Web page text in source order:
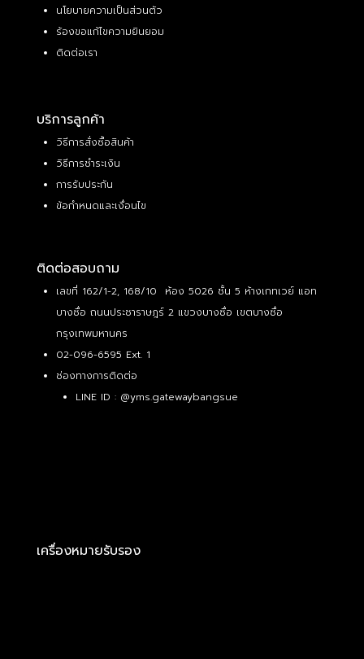
นโยบายความเป็นส่วนตัว
ร้องขอแก้ไขความยินยอม
ติดต่อเรา
บริการลูกค้า
วิธีการสั่งซื้อสินค้า
วิธีการชำระเงิน
การรับประกัน
ข้อกำหนดและเงื่อนไข
ติดต่อสอบถาม
เลขที่ 162/1-2, 168/10 ห้อง 5026 ชั้น 5 ห้างเกทเวย์ แอท
บางซื่อ ถนนประชาราษฎร์ 2 แขวงบางซื่อ เขตบางซื่อ
กรุงเทพมหานคร
02-096-6595 Ext. 1
ช่องทางการติดต่อ
LINE ID : @yms.gatewaybangsue
เครื่องหมายรับรอง